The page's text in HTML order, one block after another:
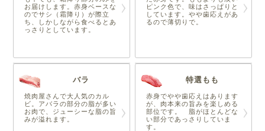
お届けします。赤身ベースな
のでサシ（霜降り）が際立
ち、しかしながら食べるとあ
っさりとしています。
ピンク色で、味はさっぱりと
しています。やや歯応えがあ
るので薄切りで。
バラ
焼肉屋さんで大人気のカル
ビ。アバラの部分の脂が多い
お肉で、ジューシーな脂の旨
みが溢れます。
特選もも
赤身でやや歯応えはあります
が、肉本来の旨みを楽しめる
部位です。 脂がほとんどな
い部分であっさりしていま
す。